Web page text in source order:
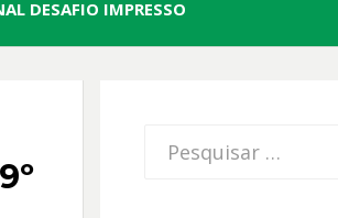
DESAFIO IMPRESSO
Procurar